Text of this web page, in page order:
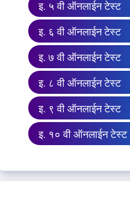
इ. ५ वी ऑनलाईन टेस्ट
इ. ६ वी ऑनलाईन टेस्ट
इ. ७ वी ऑनलाईन टेस्ट
इ. ८ वी ऑनलाईन टेस्ट
इ. ९ वी ऑनलाईन टेस्ट
इ. १० वी ऑनलाईन टेस्ट